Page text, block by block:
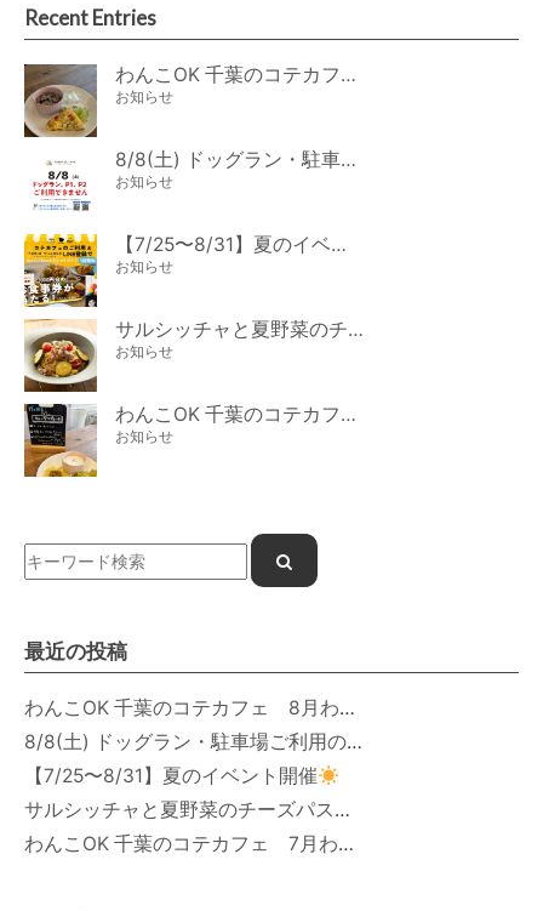
Recent Entries
わんこOK 千葉のコテカフェ 8月わんこの日 オートミールdeローストビーフライス
お知らせ
8/8(土) ドッグラン・駐車場ご利用のお知らせ
お知らせ
【7/25〜8/31】夏のイベント開催
お知らせ
サルシッチャと夏野菜のチーズパスタ期間限定新メニュー登場！
お知らせ
わんこOK 千葉のコテカフェ 7月わんこの日 白身魚とカラフルやさいのオムレツ
お知らせ
最近の投稿
わんこOK 千葉のコテカフェ 8月わんこの日 オートミールdeローストビーフライス
8/8(土) ドッグラン・駐車場ご利用のお知らせ
【7/25〜8/31】夏のイベント開催
サルシッチャと夏野菜のチーズパスタ期間限定新メニュー登場！
わんこOK 千葉のコテカフェ 7月わんこの日 白身魚とカラフルやさいのオムレツ